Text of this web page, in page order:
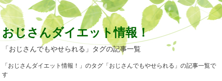
おじさんダイエット情報！
「おじさんでもやせられる」タグの記事一覧
「おじさんダイエット情報！」のタグ「おじさんでもやせられる」の記事一覧で
す